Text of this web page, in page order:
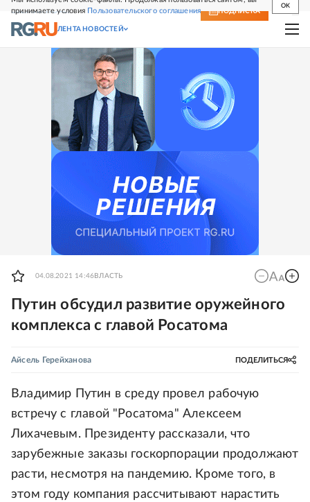
принимаете условия Пользовательского соглашения
OK
СВЕЖИЙ НОМЕР ПОДПИСКА
ЛЕНТА НОВОСТЕЙ
04.08.2021 14:46 ВЛАСТЬ
Путин обсудил развитие оружейного
комплекса с главой Росатома
Айсель Герейханова ПОДЕЛИТЬСЯ
Владимир Путин в среду провел рабочую
встречу с главой "Росатома" Алексеем
Лихачевым. Президенту рассказали, что
зарубежные заказы госкорпорации продолжают
расти, несмотря на пандемию. Кроме того, в
этом году компания рассчитывают нарастить